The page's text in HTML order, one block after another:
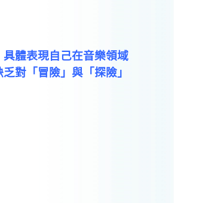
體表現自己在音樂領域
對「冒險」與「探險」